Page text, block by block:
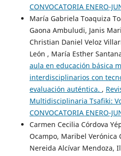
CONVOCATORIA ENERO-
María Gabriela Toaquiza
Gaona Ambuludi, Janis
Christian Daniel Veloz
León , María Esther
aula en educación básica
interdisciplinarios con
evaluación auténtica. ,
Multidisciplinaria Tsafiki:
CONVOCATORIA ENERO-
Carmen Cecilia Córdova
Ocampo, Maribel Verónica
Nereida Alcívar Mendoza,